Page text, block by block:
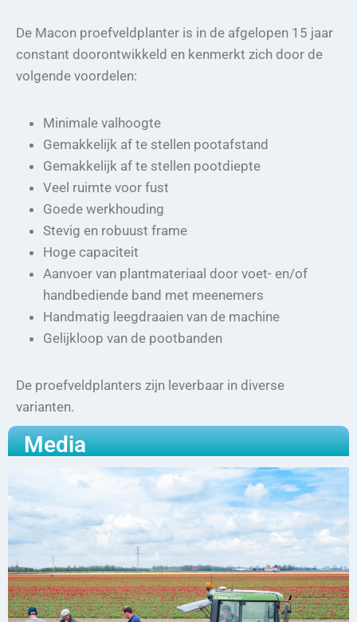
De Macon proefveldplanter is in de afgelopen 15 jaar
constant doorontwikkeld en kenmerkt zich door de
volgende voordelen:
Minimale valhoogte
Gemakkelijk af te stellen pootafstand
Gemakkelijk af te stellen pootdiepte
Veel ruimte voor fust
Goede werkhouding
Stevig en robuust frame
Hoge capaciteit
Aanvoer van plantmateriaal door voet- en/of
handbediende band met meenemers
Handmatig leegdraaien van de machine
Gelijkloop van de pootbanden
De proefveldplanters zijn leverbaar in diverse
varianten.
Media